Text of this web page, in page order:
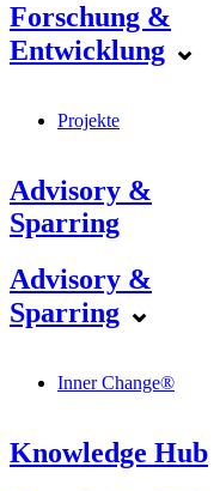
Forschung &
Entwicklung ⌄
Projekte
Advisory &
Sparring
Advisory &
Sparring ⌄
Inner Change®
Knowledge Hub